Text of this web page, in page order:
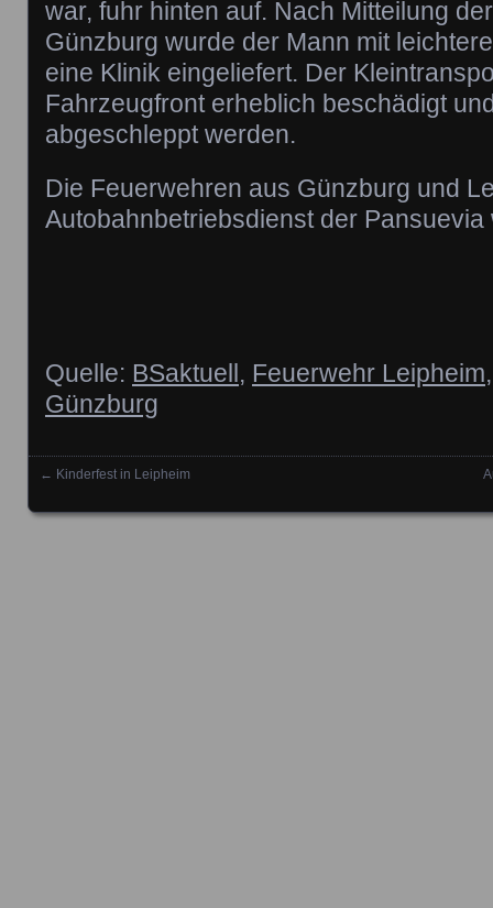
war, fuhr hinten auf. Nach Mitteilung
Günzburg wurde der Mann mit
eine Klinik eingeliefert. Der
Fahrzeugfront erheblich beschädigt
abgeschleppt werden.
Die Feuerwehren aus Günzburg und
Autobahnbetriebsdienst der Pansuevia
Quelle: BSaktuell, Feuerwehr Leipheim
Günzburg
← Kinderfest in Leipheim